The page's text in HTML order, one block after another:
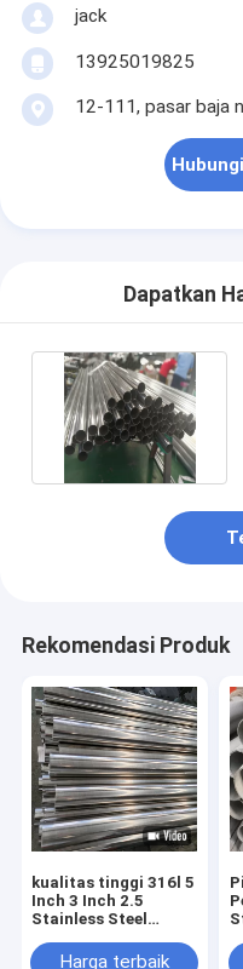
jack
13925019825
12-111, pasar baja
Dapatkan
Rekomendasi Produk
kualitas tinggi 316l 5
Inch 3 Inch 2.5
Stainless Steel
SquareHarga terbaik